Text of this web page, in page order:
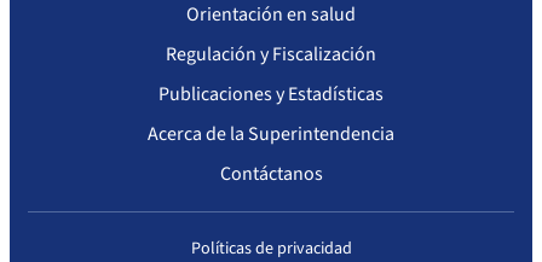
Orientación en salud
Regulación y Fiscalización
Publicaciones y Estadísticas
Acerca de la Superintendencia
Contáctanos
Políticas de privacidad